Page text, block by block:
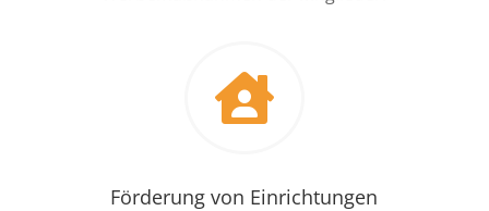

Förderung von Einrichtungen